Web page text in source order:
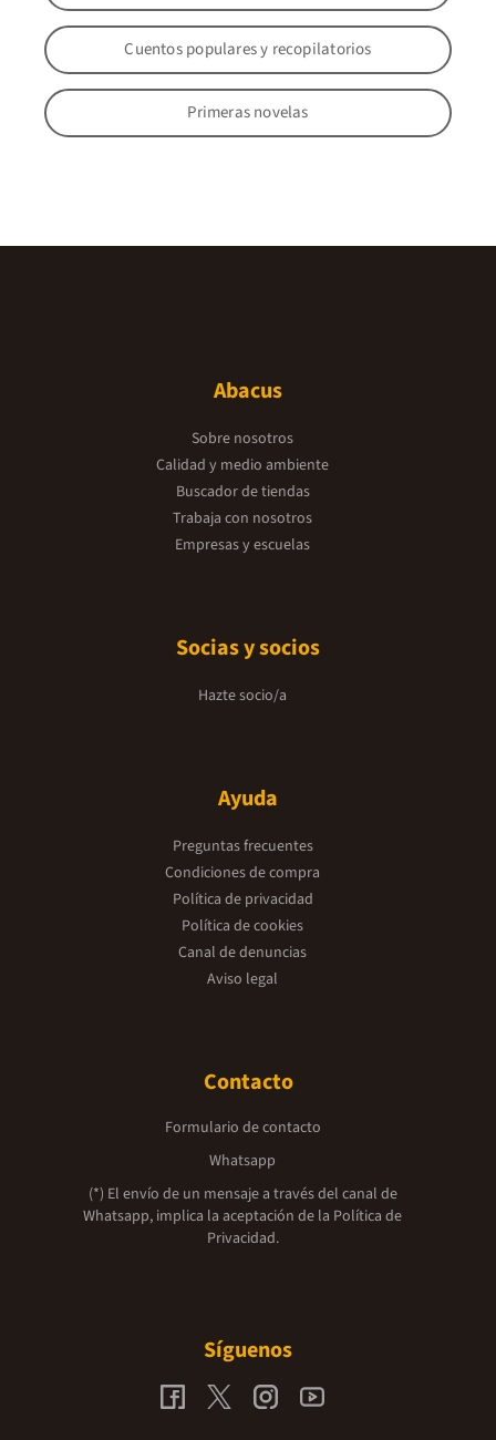
Cuentos populares y recopilatorios
Primeras novelas
Abacus
Sobre nosotros
Calidad y medio ambiente
Buscador de tiendas
Trabaja con nosotros
Empresas y escuelas
Socias y socios
Hazte socio/a
Ayuda
Preguntas frecuentes
Condiciones de compra
Política de privacidad
Política de cookies
Canal de denuncias
Aviso legal
Contacto
Formulario de contacto
Whatsapp
(*) El envío de un mensaje a través del canal de
Whatsapp, implica la aceptación de la Política de
Privacidad.
Síguenos